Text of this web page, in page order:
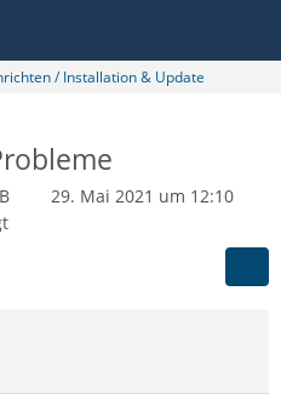
/ Installation & Update
29. Mai 2021 um 12:10